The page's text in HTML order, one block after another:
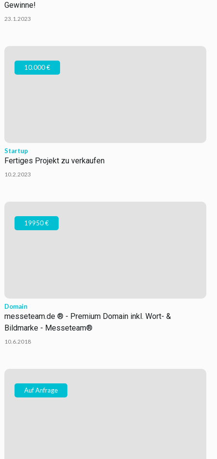
Gewinne!
23.1.2023
10.000 €
Startup
Fertiges Projekt zu verkaufen
10.2.2023
19950 €
Domain
messeteam.de ® - Premium Domain inkl. Wort- &
Bildmarke - Messeteam®
10.6.2018
Auf Anfrage